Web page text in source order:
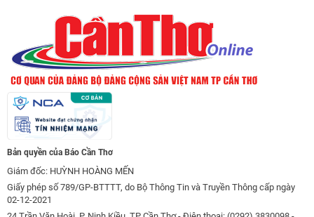
Bản quyền của Báo Cần Thơ
Giám đốc: HUỲNH HOÀNG MẾN
Giấy phép số 789/GP-BTTTT, do Bộ Thông Tin và Truyền Thông cấp ngày
02-12-2021